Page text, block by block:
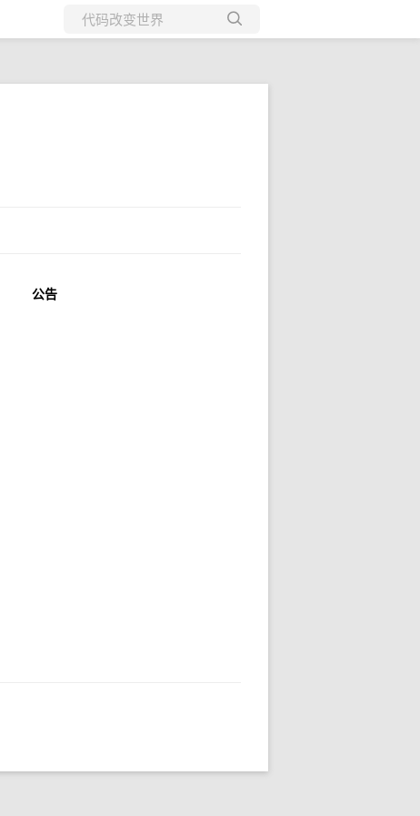
当前博客
公告